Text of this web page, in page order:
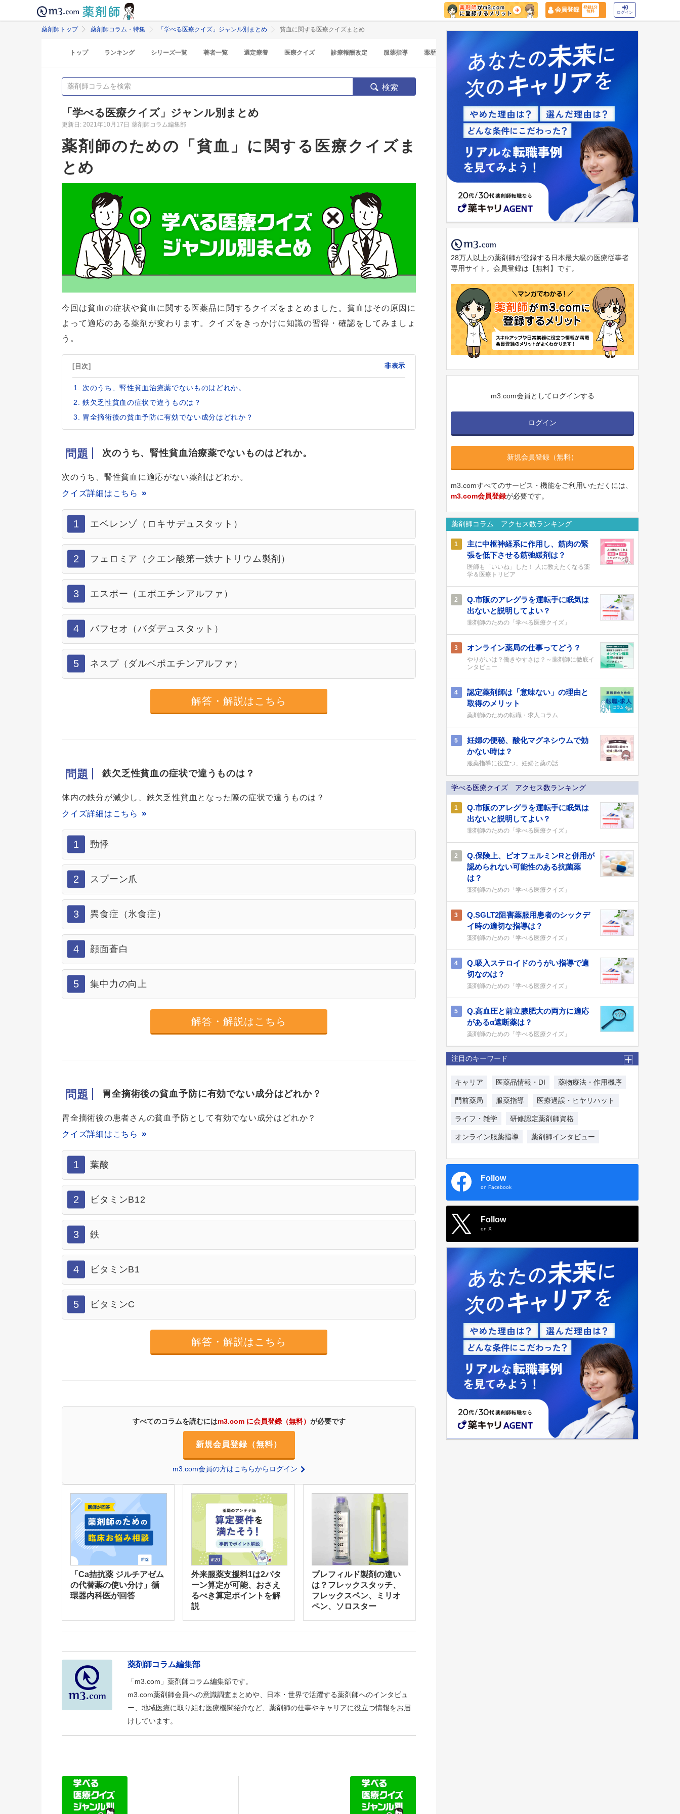
会員登録
登録1分
無料
ログイン
薬剤師トップ 薬剤師コラム・特集 「学べる医療クイズ」ジャンル別まとめ 貧血に関する医療クイズまとめ
トップ ランキング シリーズ一覧 著者一覧 選定療養 医療クイズ 診療報酬改定 服薬指導 薬歴 マイナ保険証
検索
「学べる医療クイズ」ジャンル別まとめ
更新日: 2021年10月17日 薬剤師コラム編集部
薬剤師のための「貧血」に関する医療クイズま
とめ
今回は貧血の症状や貧血に関する医薬品に関するクイズをまとめました。貧血はその原因に
よって適応のある薬剤が変わります。クイズをきっかけに知識の習得・確認をしてみましょ
う。
[目次] 非表示
次のうち、腎性貧血治療薬でないものはどれか。
鉄欠乏性貧血の症状で違うものは？
胃全摘術後の貧血予防に有効でない成分はどれか？
問題 次のうち、腎性貧血治療薬でないものはどれか。
次のうち、腎性貧血に適応がない薬剤はどれか。
クイズ詳細はこちら
1 エベレンゾ（ロキサデュスタット）
2 フェロミア（クエン酸第一鉄ナトリウム製剤）
3 エスポー（エポエチンアルファ）
4 バフセオ（バダデュスタット）
5 ネスプ（ダルベポエチンアルファ）
解答・解説はこちら
問題 鉄欠乏性貧血の症状で違うものは？
体内の鉄分が減少し、鉄欠乏性貧血となった際の症状で違うものは？
クイズ詳細はこちら
1 動悸
2 スプーン爪
3 異食症（氷食症）
4 顔面蒼白
5 集中力の向上
解答・解説はこちら
問題 胃全摘術後の貧血予防に有効でない成分はどれか？
胃全摘術後の患者さんの貧血予防として有効でない成分はどれか？
クイズ詳細はこちら
1 葉酸
2 ビタミンB12
3 鉄
4 ビタミンB1
5 ビタミンC
解答・解説はこちら
すべてのコラムを読むにはm3.com に会員登録（無料） が必要です
新規会員登録（無料）
m3.com会員の方はこちらからログイン
「Ca拮抗薬 ジルチアゼム
の代替薬の使い分け」循
環器内科医が回答
外来服薬支援料1は2パタ
ーン算定が可能、おさえ
るべき算定ポイントを解
説
プレフィルド製剤の違い
は？フレックスタッチ、
フレックスペン、ミリオ
ペン、ソロスター
薬剤師コラム編集部
「m3.com」薬剤師コラム編集部です。
m3.com薬剤師会員への意識調査まとめや、日本・世界で活躍する薬剤師へのインタビュ
ー、地域医療に取り組む医療機関紹介など、薬剤師の仕事やキャリアに役立つ情報をお届
けしています。
28万人以上の薬剤師が登録する日本最大級の医療従事者
専用サイト。会員登録は【無料】です。
m3.com会員としてログインする
ログイン
新規会員登録（無料）
m3.comすべてのサービス・機能をご利用いただくには、
m3.com会員登録が必要です。
薬剤師コラム アクセス数ランキング
1
主に中枢神経系に作用し、筋肉の緊
張を低下させる筋弛緩剤は？
医師も「いいね」した！ 人に教えたくなる薬
学＆医療トリビア
2
Q.市販のアレグラを運転手に眠気は
出ないと説明してよい？
薬剤師のための「学べる医療クイズ」
3 オンライン薬局の仕事ってどう？
やりがいは？働きやすさは？～薬剤師に徹底イ
ンタビュー
4
認定薬剤師は「意味ない」の理由と
取得のメリット
薬剤師のための転職・求人コラム
5
妊婦の便秘、酸化マグネシウムで効
かない時は？
服薬指導に役立つ、妊婦と薬の話
学べる医療クイズ アクセス数ランキング
1
Q.市販のアレグラを運転手に眠気は
出ないと説明してよい？
薬剤師のための「学べる医療クイズ」
2
Q.保険上、ビオフェルミンRと併用が
認められない可能性のある抗菌薬
は？
薬剤師のための「学べる医療クイズ」
3
Q.SGLT2阻害薬服用患者のシックデ
イ時の適切な指導は？
薬剤師のための「学べる医療クイズ」
4
Q.吸入ステロイドのうがい指導で適
切なのは？
薬剤師のための「学べる医療クイズ」
5
Q.高血圧と前立腺肥大の両方に適応
があるα遮断薬は？
薬剤師のための「学べる医療クイズ」
注目のキーワード
キャリア 医薬品情報・DI 薬物療法・作用機序
門前薬局 服薬指導 医療過誤・ヒヤリハット
ライフ・雑学 研修認定薬剤師資格
オンライン服薬指導 薬剤師インタビュー
Follow
on Facebook
Follow
on X